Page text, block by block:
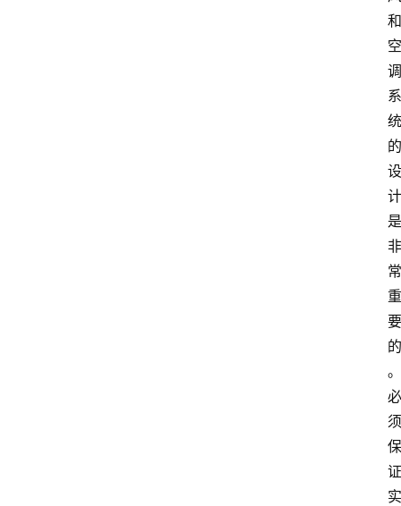
和
空
调
系
统
的
设
计
是
非
常
重
要
的
。
必
须
保
证
实